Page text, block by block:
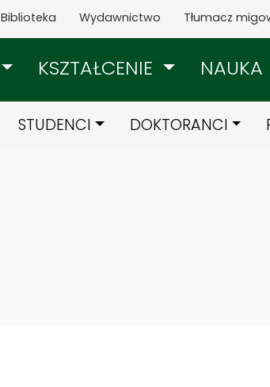
Biblioteka Wydawnictwo Tłumacz
KSZTAŁCENIE NAUKA
STUDENCI DOKTORANCI